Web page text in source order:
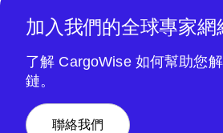
加入我們的全球專家網
了解 CargoWise 如何幫助您
鏈。
聯絡我們